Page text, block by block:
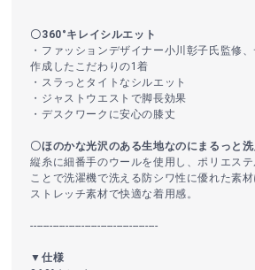
〇360°キレイシルエット
・ファッションデザイナー小川彰子氏監修
作成したこだわりの1着
・スラっとタイトなシルエット
・ジャストウエストで脚長効果
・デスクワークに安心の膝丈
〇ほのかな光沢のある生地なのにまるっと洗
縦糸に細番手のウールを使用し、ポリエス
ことで洗濯機で洗える防シワ性に優れた素
ストレッチ素材で快適な着用感。
----------------------------------------
▼仕様